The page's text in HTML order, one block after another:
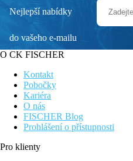
Nejlepší nabídky
do vašeho e-mailu
O CK FISCHER
Kontakt
Pobočky
Kariéra
O nás
FISCHER Blog
Prohlášení o přístupnosti
Pro klienty